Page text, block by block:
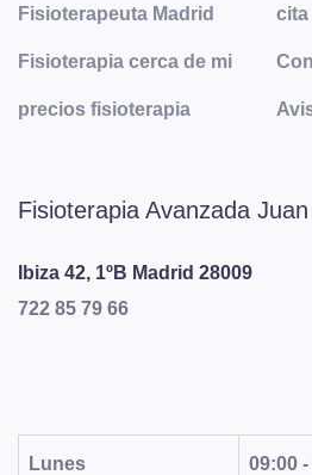
Fisioterapeuta Madrid
Fisioterapia cerca de mi
precios fisioterapia
Fisioterapia Avanzada
Ibiza 42, 1ºB Madrid 28009
722 85 79 66
Lunes 09:00